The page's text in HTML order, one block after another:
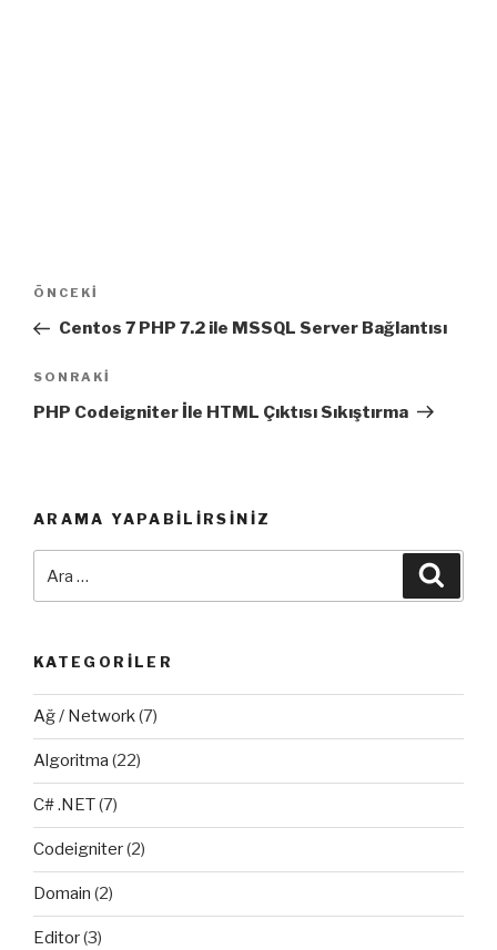
Yazı
Önceki
Yazı
ÖNCEKI
Centos 7 PHP 7.2 ile MSSQL Server Bağlantısı
Sonraki
Yazı
SONRAKI
PHP Codeigniter İle HTML Çıktısı Sıkıştırma
ARAMA YAPABILIRSINIZ
KATEGORILER
Ağ / Network(7)
Algoritma (22)
C# .NET(7)
Codeigniter(2)
Domain (2)
Editor(3)